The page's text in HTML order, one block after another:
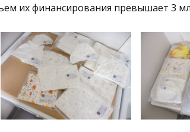
их финансирования превышает 3